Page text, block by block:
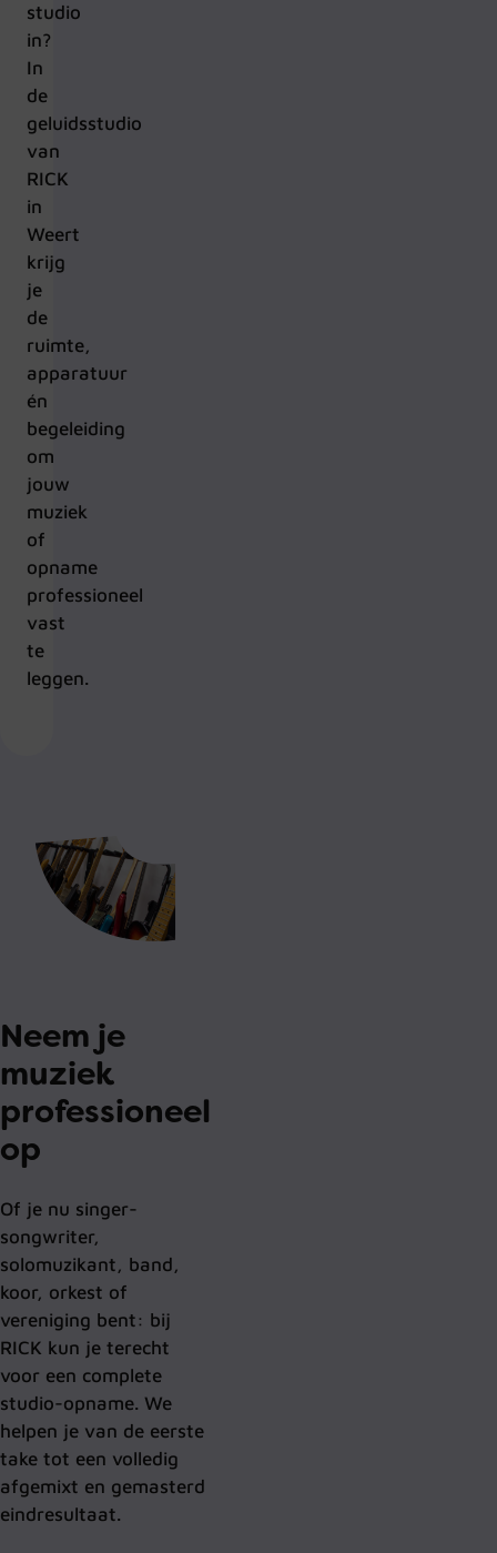
studio
in?
In
de
geluidsstudio
van
RICK
in
Weert
krijg
je
de
ruimte,
apparatuur
én
begeleiding
om
jouw
muziek
of
opname
professioneel
vast
te
leggen.
Neem je
muziek
professioneel
op
Of je nu singer-
songwriter,
solomuzikant, band,
koor, orkest of
vereniging bent: bij
RICK kun je terecht
voor een complete
studio-opname. We
helpen je van de eerste
take tot een volledig
afgemixt en gemasterd
eindresultaat.